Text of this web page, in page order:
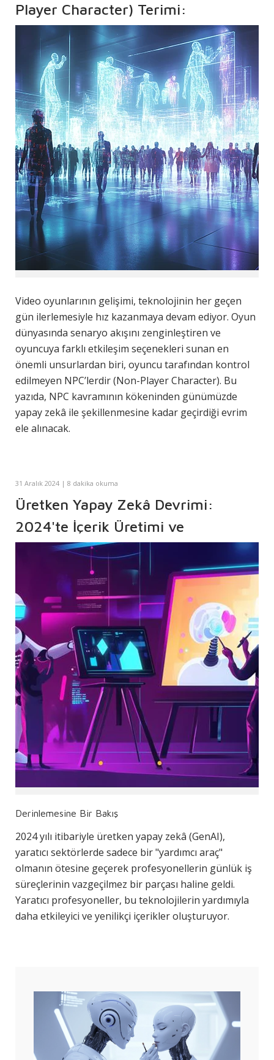
Player Character) Terimi:
Tarihçesi, Evrimi ve Geleceği
Video oyunlarının gelişimi, teknolojinin her geçen
gün ilerlemesiyle hız kazanmaya devam ediyor. Oyun
dünyasında senaryo akışını zenginleştiren ve
oyuncuya farklı etkileşim seçenekleri sunan en
önemli unsurlardan biri, oyuncu tarafından kontrol
edilmeyen NPC’lerdir (Non-Player Character). Bu
yazıda, NPC kavramının kökeninden günümüzde
yapay zekâ ile şekillenmesine kadar geçirdiği evrim
ele alınacak.
31 Aralık 2024 | 8 dakika okuma
Üretken Yapay Zekâ Devrimi:
2024'te İçerik Üretimi ve
Yaratıcılık
Derinlemesine Bir Bakış
2024 yılı itibariyle üretken yapay zekâ (GenAI),
yaratıcı sektörlerde sadece bir "yardımcı araç"
olmanın ötesine geçerek profesyonellerin günlük iş
süreçlerinin vazgeçilmez bir parçası haline geldi.
Yaratıcı profesyoneller, bu teknolojilerin yardımıyla
daha etkileyici ve yenilikçi içerikler oluşturuyor.